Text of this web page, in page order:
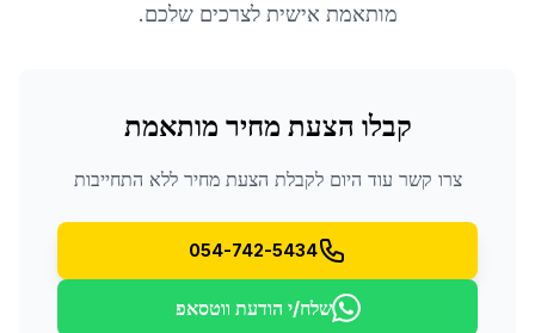
מותאמת אישית לצרכים שלכם.
קבלו הצעת מחיר מותאמת
צרו קשר עוד היום לקבלת הצעת מחיר ללא התחייבות
054-742-5434
שלח/י הודעת ווטסאפ